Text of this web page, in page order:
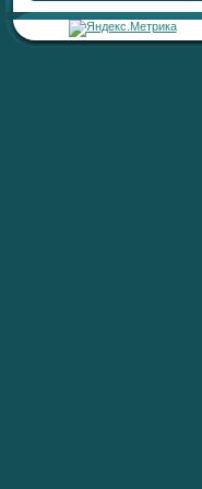
Отношения, Сексуальность
Автор:RaShan